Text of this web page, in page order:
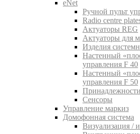
eNet
Pучной пульт
Radio centre
Актуаторы REG
Актуаторы для
Изделия
Настенный
управления F 40
Настенный
управления F 50
Принадлежности
Сенсоры
Управление маркиз
Домофонная система
Визуализация /